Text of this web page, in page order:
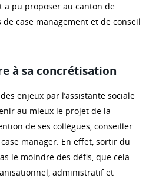
a pu proposer au canton de
case management et de conseil
à sa concrétisation
enjeux par l’assistante sociale
au mieux le projet de la
de ses collègues, conseiller
manager. En effet, sortir du
le moindre des défis, que cela
administratif et